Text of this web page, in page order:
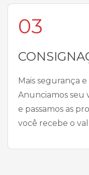
03
Mais segurança
Anunciamos seu
e passamos as
você recebe o